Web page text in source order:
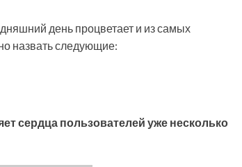
день процветает и из самых
назвать следующие:
сердца пользователей уже несколько